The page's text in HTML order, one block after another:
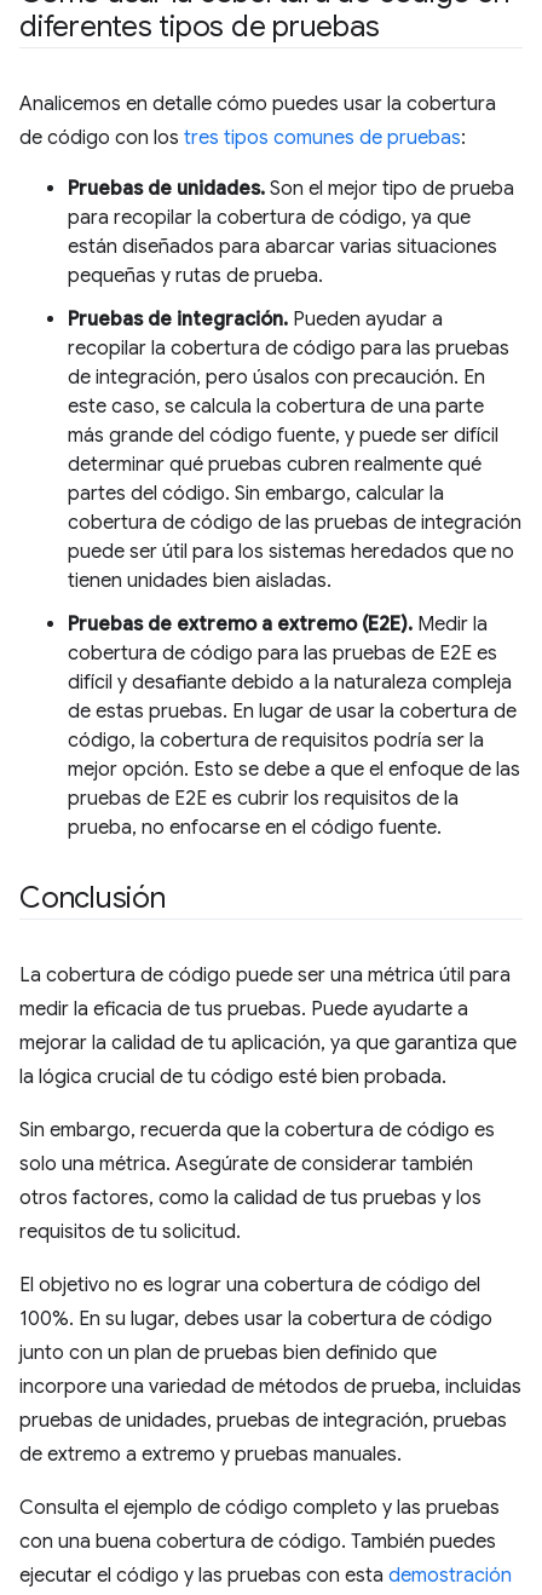
diferentes tipos de pruebas
Analicemos en detalle cómo puedes usar la cobertura
de código con los tres tipos comunes de pruebas:
Pruebas de unidades. Son el mejor tipo de prueba
para recopilar la cobertura de código, ya que
están diseñados para abarcar varias situaciones
pequeñas y rutas de prueba.
Pruebas de integración. Pueden ayudar a
recopilar la cobertura de código para las pruebas
de integración, pero úsalos con precaución. En
este caso, se calcula la cobertura de una parte
más grande del código fuente, y puede ser difícil
determinar qué pruebas cubren realmente qué
partes del código. Sin embargo, calcular la
cobertura de código de las pruebas de integración
puede ser útil para los sistemas heredados que no
tienen unidades bien aisladas.
Pruebas de extremo a extremo (E2E). Medir la
cobertura de código para las pruebas de E2E es
difícil y desafiante debido a la naturaleza compleja
de estas pruebas. En lugar de usar la cobertura de
código, la cobertura de requisitos podría ser la
mejor opción. Esto se debe a que el enfoque de las
pruebas de E2E es cubrir los requisitos de la
prueba, no enfocarse en el código fuente.
Conclusión
La cobertura de código puede ser una métrica útil para
medir la eficacia de tus pruebas. Puede ayudarte a
mejorar la calidad de tu aplicación, ya que garantiza que
la lógica crucial de tu código esté bien probada.
Sin embargo, recuerda que la cobertura de código es
solo una métrica. Asegúrate de considerar también
otros factores, como la calidad de tus pruebas y los
requisitos de tu solicitud.
El objetivo no es lograr una cobertura de código del
100%. En su lugar, debes usar la cobertura de código
junto con un plan de pruebas bien definido que
incorpore una variedad de métodos de prueba, incluidas
pruebas de unidades, pruebas de integración, pruebas
de extremo a extremo y pruebas manuales.
Consulta el ejemplo de código completo y las pruebas
con una buena cobertura de código. También puedes
ejecutar el código y las pruebas con esta demostración